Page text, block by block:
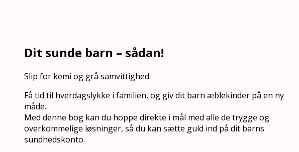
Dit sunde barn – sådan!
Slip for kemi og grå samvittighed.
Få tid til hverdagslykke i familien, og giv dit barn æblekinder på en ny
måde.
Med denne bog kan du hoppe direkte i mål med alle de trygge og
overkommelige løsninger, så du kan sætte guld ind på dit barns
sundhedskonto.